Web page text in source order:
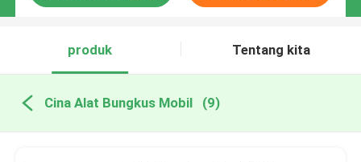
produk Tentang kita
Cina Alat Bungkus Mobil (9)